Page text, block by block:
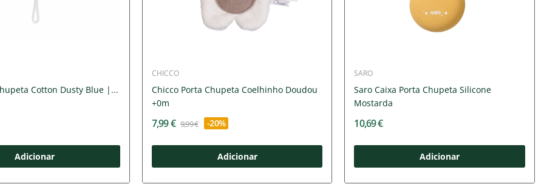
Cotton Dusty Blue |...
Adicionar
CHICCO
Chicco Porta Chupeta Coelhinho Doudou
+0m
7,99 € 9,99 € -20%
Adicionar
SARO
Saro Caixa Porta Chupeta Silicone
Mostarda
10,69 €
Adicionar